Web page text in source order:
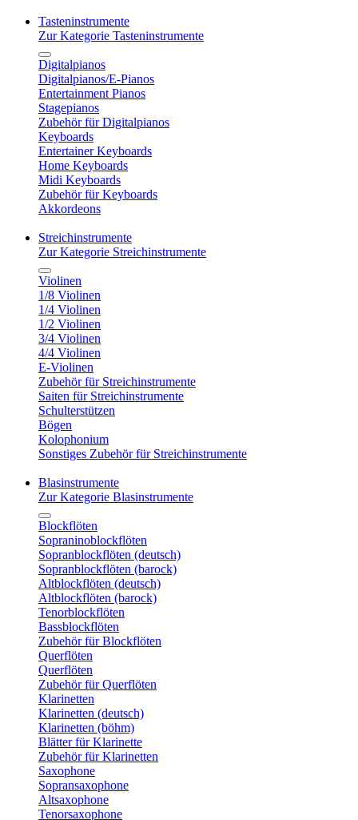
Tasteninstrumente
Zur Kategorie Tasteninstrumente
Digitalpianos
Digitalpianos/E-Pianos
Entertainment Pianos
Stagepianos
Zubehör für Digitalpianos
Keyboards
Entertainer Keyboards
Home Keyboards
Midi Keyboards
Zubehör für Keyboards
Akkordeons
Streichinstrumente
Zur Kategorie Streichinstrumente
Violinen
1/8 Violinen
1/4 Violinen
1/2 Violinen
3/4 Violinen
4/4 Violinen
E-Violinen
Zubehör für Streichinstrumente
Saiten für Streichinstrumente
Schulterstützen
Bögen
Kolophonium
Sonstiges Zubehör für Streichinstrumente
Blasinstrumente
Zur Kategorie Blasinstrumente
Blockflöten
Sopraninoblockflöten
Sopranblockflöten (deutsch)
Sopranblockflöten (barock)
Altblockflöten (deutsch)
Altblockflöten (barock)
Tenorblockflöten
Bassblockflöten
Zubehör für Blockflöten
Querflöten
Querflöten
Zubehör für Querflöten
Klarinetten
Klarinetten (deutsch)
Klarinetten (böhm)
Blätter für Klarinette
Zubehör für Klarinetten
Saxophone
Sopransaxophone
Altsaxophone
Tenorsaxophone